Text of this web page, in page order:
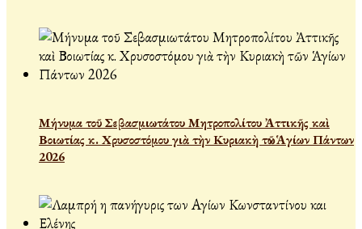
Μήνυμα τοῦ Σεβασμιωτάτου Μητροπολίτου Ἀττικῆς καὶ
Βοιωτίας κ. Χρυσοστόμου γιὰ τὴν Κυριακὴ τῶν Ἁγίων Πάντων
2026